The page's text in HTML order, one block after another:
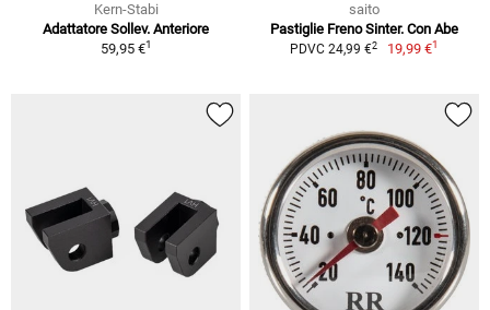
Kern-Stabi
Adattatore Sollev. Anteriore
59,95 €1
saito
Pastiglie Freno Sinter. Con Abe
PDVC 24,99 €2 19,99 €1